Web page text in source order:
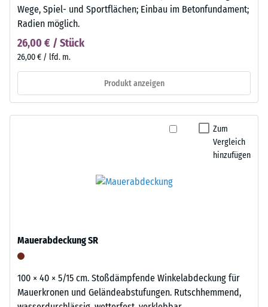
Wege, Spiel- und Sportflächen; Einbau im Betonfundament;
Radien möglich.
26,00 € / Stück
26,00 € / lfd. m.
Produkt anzeigen
Zum
Vergleich
hinzufügen
Mauerabdeckung SR
100 × 40 × 5/15 cm. Stoßdämpfende Winkelabdeckung für
Mauerkronen und Geländeabstufungen. Rutschhemmend,